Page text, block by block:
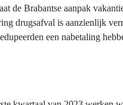
de Brabantse aanpak
drugsafval is aanzienlijk
een nabetaling